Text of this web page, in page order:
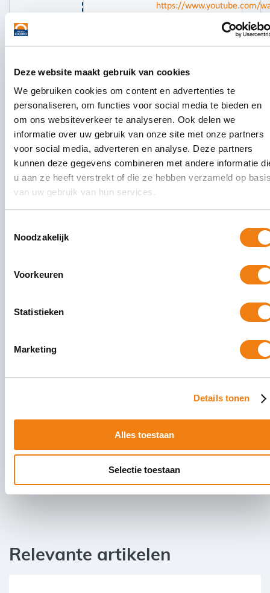
Deze website maakt gebruik van cookies
We gebruiken cookies om content en advertenties te
personaliseren, om functies voor social media te bieden en
om ons websiteverkeer te analyseren. Ook delen we
informatie over uw gebruik van onze site met onze partners
voor social media, adverteren en analyse. Deze partners
kunnen deze gegevens combineren met andere informatie
u aan ze heeft verstrekt of die ze hebben verzameld op
van uw gebruik van hun services.
Noodzakelijk
Voorkeuren
Statistieken
Marketing
Details tonen
Alles toestaan
Selectie toestaan
https://www.youtube.com/
Met vriendelijke groet,
Plaats een bericht
Relevante artikelen